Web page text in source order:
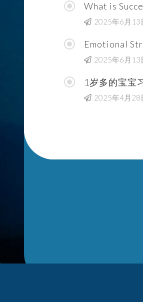
What is
2025年6月13
Emotional
2025年6月13
1岁多的宝宝
2025年4月28